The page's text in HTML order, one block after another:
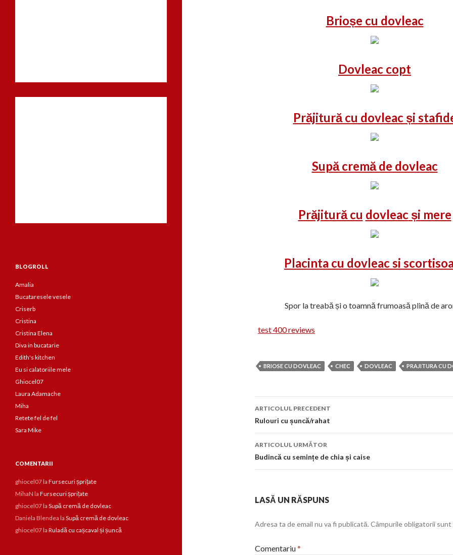
Brioșe cu dovleac
Dovleac copt
Prăjitură cu dovleac și
Supă cremă de dovleac
Prăjitură cu dovleacși mere
Placinta cu dovleac si
Spor la treabă și o toamnă frumoasă plină de
test 400 reviews
BRIOSE CU DOVLEAC CHEC DOVLEAC PRAJITURA CU
Navigare
în
articol
ARTICOLUL PRECEDENT
Rulouri cu șuncă/rahat
ARTICOLUL URMĂTOR
Budincă cu semințe de chia și caise
LASĂ UN RĂSPUNS
Adresa ta de email nu va fi publicată. Câmpurile obligatorii
Comentariu*
BLOGROLL
Amalia
Bucataresele vesele
Criserb
Cristina
Cristina Elena
Diva in bucatarie
Edith's kitchen
Eu si calatoriile mele
Ghiocel07
Laura Adamache
Miha
Retete fel de fel
Sara Mike
COMENTARII
ghiocel07la Fursecuri șprițate
MihaN la Fursecuri șprițate
ghiocel07la Supă cremă de dovleac
Daniela Blendea la Supă cremă de dovleac
ghiocel07la Ruladă cu cașcaval și șuncă